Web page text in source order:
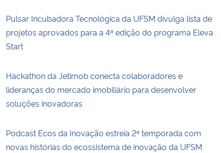
Pulsar Incubadora Tecnológica da UFSM divulga lista de
projetos aprovados para a 4ª edição do programa Eleva
Start
Hackathon da Jetimob conecta colaboradores e
lideranças do mercado imobiliário para desenvolver
soluções inovadoras
Podcast Ecos da Inovação estreia 2ª temporada com
novas histórias do ecossistema de inovação da UFSM